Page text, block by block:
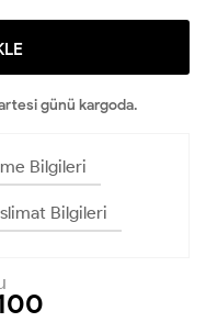
günü kargoda.
Bilgileri
Bilgileri